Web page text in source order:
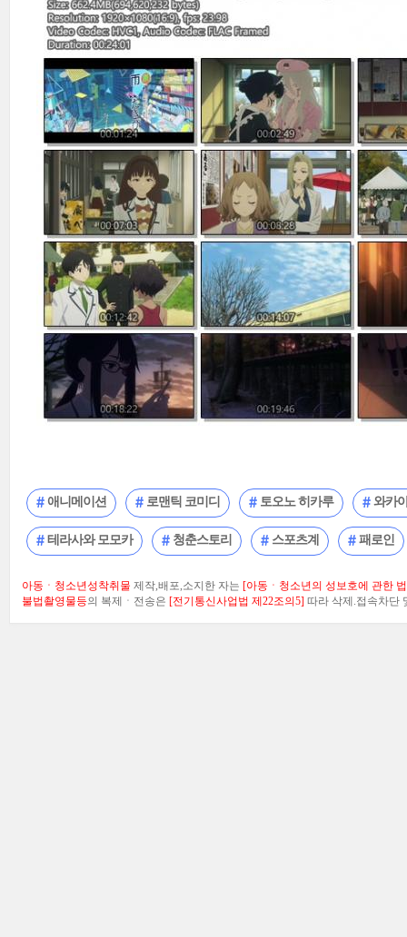
애니메이션 로맨틱 코미디 토오노 히카루 와카
테라사와 모모카 청춘스토리 스포츠계 패로인
아동ㆍ청소년성착취물 제작,배포,소지한 자는 [아동ㆍ청소년의 성보호에 관한
불법촬영물등의 복제ㆍ전송은 [전기통신사업법 제22조의5] 따라 삭제.접속차단